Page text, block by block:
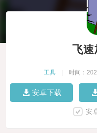
飞
工具 时间：
安卓下载
安